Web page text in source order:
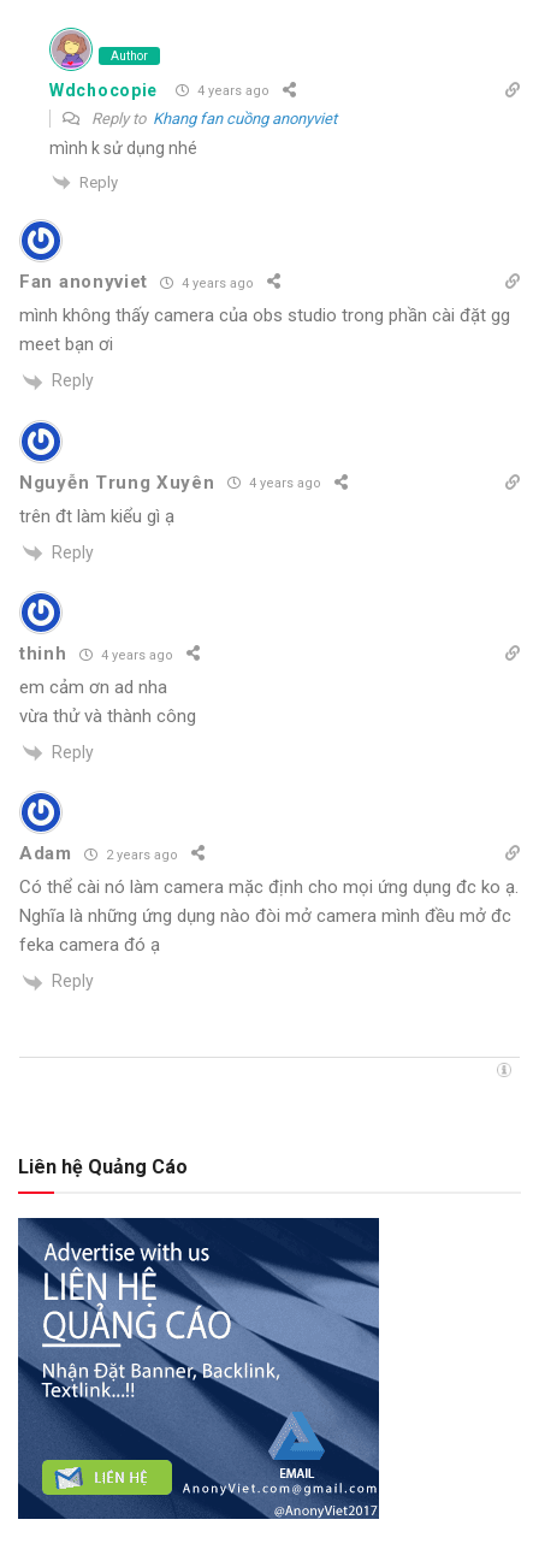
Author
Wdchocopie 4 years ago
Reply to Khang fan cuồng anonyviet
mình k sử dụng nhé
Reply
Fan anonyviet 4 years ago
mình không thấy camera của obs studio trong phần cài đặt gg
meet bạn ơi
Reply
Nguyễn Trung Xuyên 4 years ago
trên đt làm kiểu gì ạ
Reply
thinh 4 years ago
em cảm ơn ad nha
vừa thử và thành công
Reply
Adam 2 years ago
Có thể cài nó làm camera mặc định cho mọi ứng dụng đc ko ạ.
Nghĩa là những ứng dụng nào đòi mở camera mình đều mở đc
feka camera đó ạ
Reply
Liên hệ Quảng Cáo